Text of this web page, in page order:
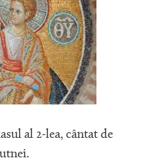
al 2-lea, cântat de